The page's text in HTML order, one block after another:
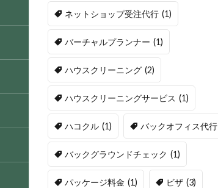
ネットショップ受注代行 (1)
バーチャルプランナー (1)
ハウスクリーニング (2)
ハウスクリーニングサービス (1)
ハコクル (1) バックオフィス代行
バックグラウンドチェック (1)
パッケージ料金 (1) ビザ (3)